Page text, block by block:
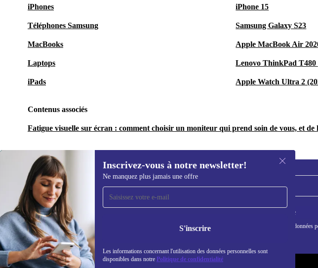
iPhones
Téléphones Samsung
MacBooks
Laptops
iPads
iPhone 15
Samsung Galaxy S23
Apple MacBook Air
Lenovo ThinkPad T480
Apple Watch Ultra 2
Contenus associés
Fatigue visuelle sur écran : comment choisir un moniteur qui prend soin de vous, et de
Inscrivez-vous à notre newsletter!
Ne manquez plus jamais une offre
S'inscrire
Les informations concernant l'utilisation des données personnelles sont
disponibles dans notre Politique de confidentialité
Recevoir offres et infos de
refurbed par mail
Ne manquez plus aucune offre.
S'inscrire
Retrouvez les informations sur l'utilisation des données